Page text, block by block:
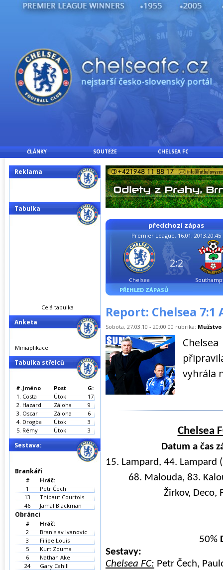
ČLÁNKY SOUTĚŽE CHELSEA FC
předchozí zápas
Premier League, 16.01. 2013,20:45
Chelsea
2:2
PŘEHLED ZÁPASŮ
Report: Chelsea 7:1
Sobota, 27.03.10 - 20:00:00 rubrika: Mužstvo
vyhrála
Chelsea
Datum a čas
15. Lampard, 44. Lampard
68. Malouda, 83.
Žirkov, Deco,
50%
Sestavy:
Chelsea FC: Petr Čech,
Reklama
Tabulka
Celá tabulka
Anketa
Miniaplikace
Tabulka střelců
#.Jméno Post
G:
1. Costa Útok
17
2. Hazard Záloha
9
3. Oscar Záloha
6
4. Drogba Útok
3
5. Rémy Útok 3
Sestava:
Brankáři
#
Hráč:
1
Petr Čech
13
Thibaut Courtois
46
Jamal Blackman
Obránci
#
Hráč:
2
Branislav Ivanovic
3
Filipe Louis
5
Kurt Zouma
6
Nathan Ake
24
Gary Cahill